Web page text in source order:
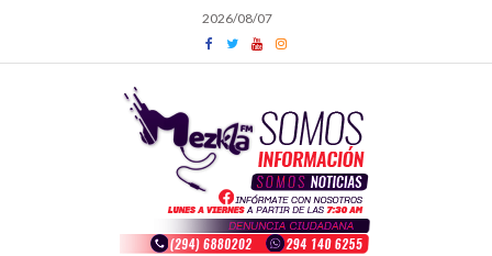
content
2026/08/07